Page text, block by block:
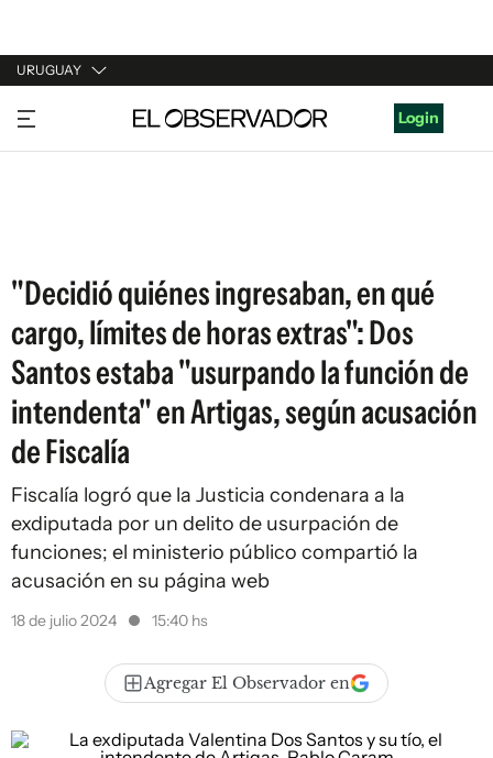
URUGUAY
URUGUAY
ARGENTINA
Login
"Decidió quiénes ingresaban, en qué
cargo, límites de horas extras": Dos
Santos estaba "usurpando la función de
intendenta" en Artigas, según acusación
de Fiscalía
Fiscalía logró que la Justicia condenara a la
exdiputada por un delito de usurpación de
funciones; el ministerio público compartió la
acusación en su página web
18 de julio 2024 15:40 hs
Agregar El Observador en